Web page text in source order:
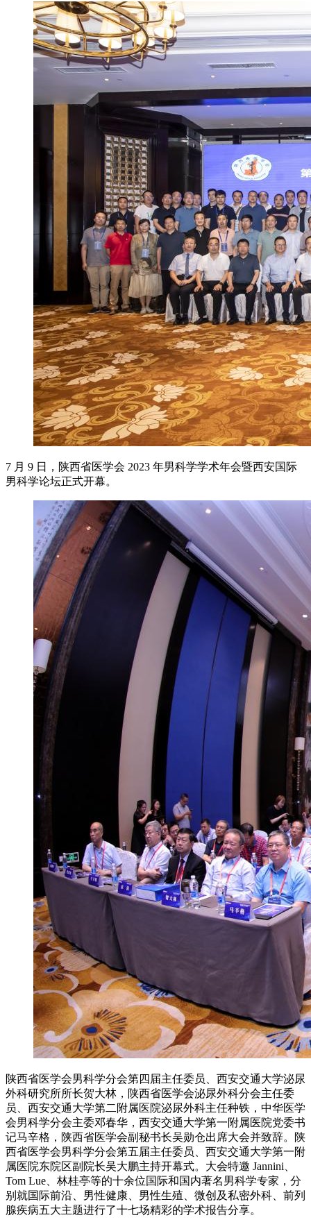
7 月 9 日，陕西省医学会 2023 年男科学学术年会暨西安国际
男科学论坛正式开幕。
陕西省医学会男科学分会第四届主任委员、西安交通大学泌尿
外科研究所所长贺大林，陕西省医学会泌尿外科分会主任委
员、西安交通大学第二附属医院泌尿外科主任种铁，中华医学
会男科学分会主委邓春华，西安交通大学第一附属医院党委书
记马辛格，陕西省医学会副秘书长吴勋仓出席大会并致辞。陕
西省医学会男科学分会第五届主任委员、西安交通大学第一附
属医院东院区副院长吴大鹏主持开幕式。大会特邀 Jannini、
Tom Lue、林桂亭等的十余位国际和国内著名男科学专家，分
别就国际前沿、男性健康、男性生殖、微创及私密外科、前列
腺疾病五大主题进行了十七场精彩的学术报告分享。